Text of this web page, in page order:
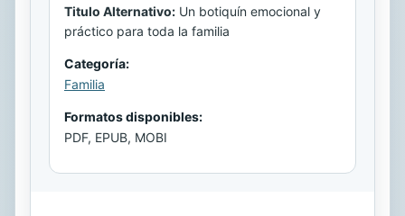
Titulo Alternativo: Un botiquín emocional y
práctico para toda la familia
Categoría:
Familia
Formatos disponibles:
PDF, EPUB, MOBI